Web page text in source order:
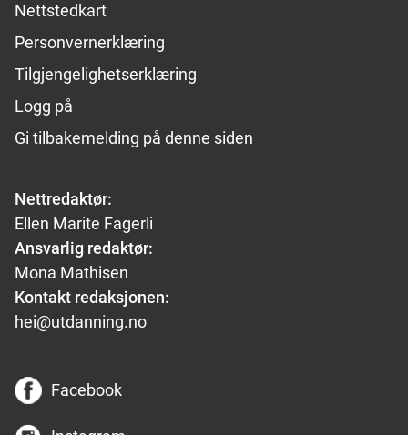
Nettstedkart
Personvernerklæring
Tilgjengelighetserklæring
Logg på
Gi tilbakemelding på denne siden
Nettredaktør:
Ellen Marite Fagerli
Ansvarlig redaktør:
Mona Mathisen
Kontakt redaksjonen:
hei@utdanning.no
Facebook